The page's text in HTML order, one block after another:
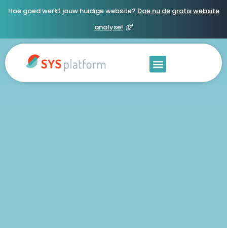
Hoe goed werkt jouw huidige website? Doe nu de gratis website
analyse!